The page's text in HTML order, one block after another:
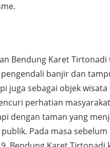
Bendung Karet Tirtonadi
banjir dan
juga sebagai objek
perhatian
dengan taman yang
Pada masa sebelum